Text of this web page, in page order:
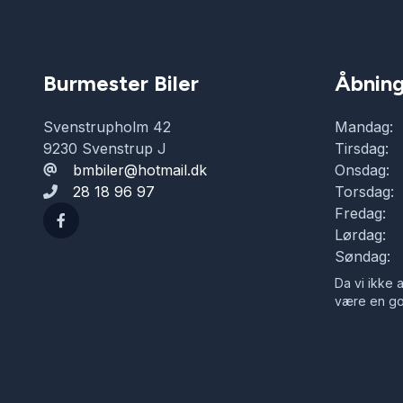
Burmester Biler
Svenstrupholm 42
9230 Svenstrup J
bmbiler@hotmail.dk
28 18 96 97
Mandag:
Tirsdag:
Onsdag:
Torsdag:
Fredag:
Lørdag:
Søndag:
Da vi ikke
være en